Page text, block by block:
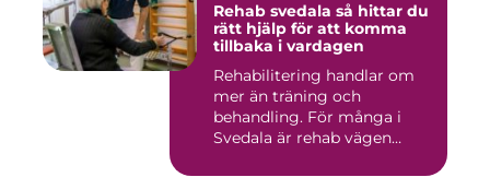
Rehab svedala så hittar du
rätt hjälp för att komma
tillbaka i vardagen
Rehabilitering handlar om
mer än träning och
behandling. För många i
Svedala är rehab vägen